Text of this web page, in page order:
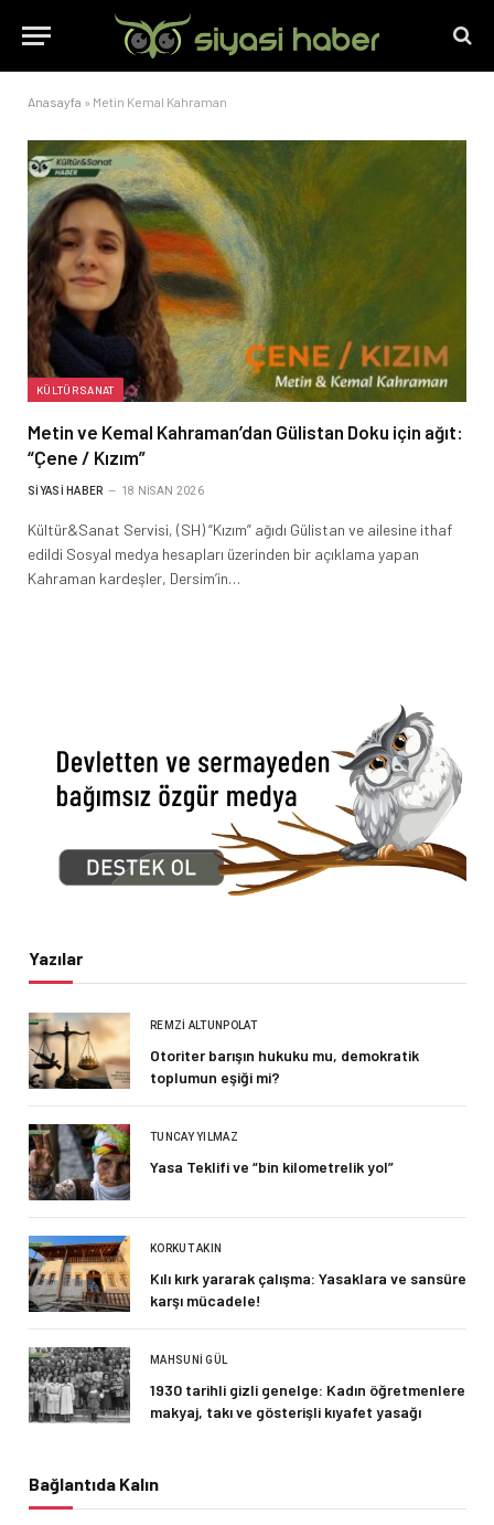
Anasayfa » Metin Kemal Kahraman
KÜLTÜR SANAT
Metin ve Kemal Kahraman’dan Gülistan Doku için ağıt:
“Çene / Kızım”
SIYASI HABER 18 NISAN 2026
Kültür&Sanat Servisi, (SH) “Kızım” ağıdı Gülistan ve ailesine ithaf
edildi Sosyal medya hesapları üzerinden bir açıklama yapan
Kahraman kardeşler, Dersim’in…
Yazılar
REMZI ALTUNPOLAT
Otoriter barışın hukuku mu, demokratik
toplumun eşiği mi?
TUNCAY YILMAZ
Yasa Teklifi ve “bin kilometrelik yol”
KORKUT AKIN
Kılı kırk yararak çalışma: Yasaklara ve sansüre
karşı mücadele!
MAHSUNI GÜL
1930 tarihli gizli genelge: Kadın öğretmenlere
makyaj, takı ve gösterişli kıyafet yasağı
Bağlantıda Kalın